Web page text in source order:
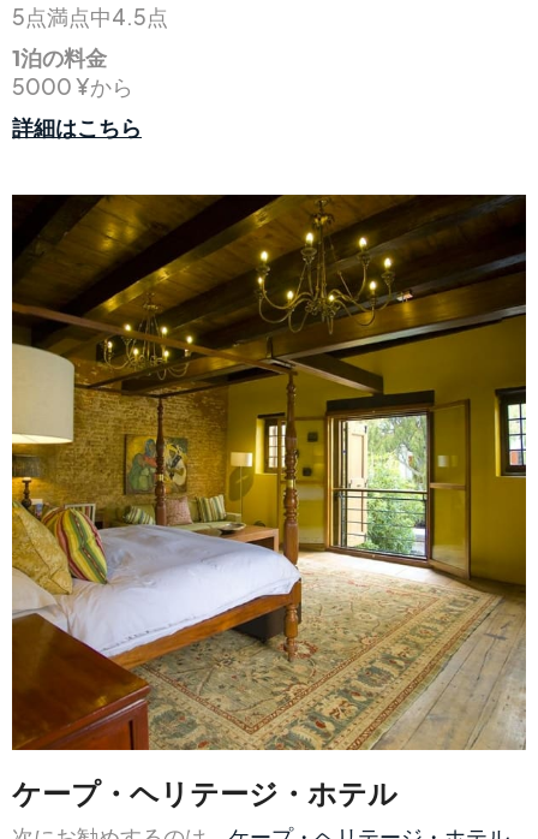
5点満点中4.5点
1泊の料金
5000 ¥から
詳細はこちら
ケープ・ヘリテージ・ホテル